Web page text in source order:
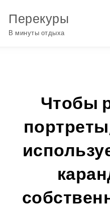
Перекуры
В минуты отдыха
Чтобы